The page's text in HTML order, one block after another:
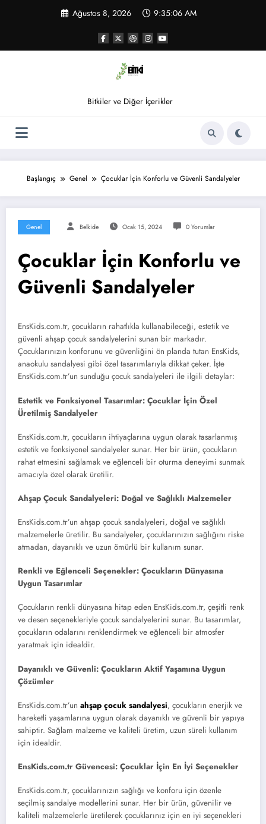
Ağustos 8, 2026 9:35:06 AM
Bitkiler ve Diğer İçerikler
Başlangıç Genel Çocuklar İçin Konforlu ve Güvenli Sandalyeler
Genel Belkide Ocak 15, 2024 0 Yorumlar
Çocuklar İçin Konforlu ve
Güvenli Sandalyeler
EnsKids.com.tr, çocukların rahatlıkla kullanabileceği, estetik ve
güvenli ahşap çocuk sandalyelerini sunan bir markadır.
Çocuklarınızın konforunu ve güvenliğini ön planda tutan EnsKids,
anaokulu sandalyesi gibi özel tasarımlarıyla dikkat çeker. İşte
EnsKids.com.tr’un sunduğu çocuk sandalyeleri ile ilgili detaylar:
Estetik ve Fonksiyonel Tasarımlar: Çocuklar İçin Özel
Üretilmiş Sandalyeler
EnsKids.com.tr, çocukların ihtiyaçlarına uygun olarak tasarlanmış
estetik ve fonksiyonel sandalyeler sunar. Her bir ürün, çocukların
rahat etmesini sağlamak ve eğlenceli bir oturma deneyimi sunmak
amacıyla özel olarak üretilir.
Ahşap Çocuk Sandalyeleri: Doğal ve Sağlıklı Malzemeler
EnsKids.com.tr’un ahşap çocuk sandalyeleri, doğal ve sağlıklı
malzemelerle üretilir. Bu sandalyeler, çocuklarınızın sağlığını riske
atmadan, dayanıklı ve uzun ömürlü bir kullanım sunar.
Renkli ve Eğlenceli Seçenekler: Çocukların Dünyasına
Uygun Tasarımlar
Çocukların renkli dünyasına hitap eden EnsKids.com.tr, çeşitli renk
ve desen seçenekleriyle çocuk sandalyelerini sunar. Bu tasarımlar,
çocukların odalarını renklendirmek ve eğlenceli bir atmosfer
yaratmak için idealdir.
Dayanıklı ve Güvenli: Çocukların Aktif Yaşamına Uygun
Çözümler
EnsKids.com.tr’un ahşap çocuk sandalyesi, çocukların enerjik ve
hareketli yaşamlarına uygun olarak dayanıklı ve güvenli bir yapıya
sahiptir. Sağlam malzeme ve kaliteli üretim, uzun süreli kullanım
için idealdir.
EnsKids.com.tr Güvencesi: Çocuklar İçin En İyi Seçenekler
EnsKids.com.tr, çocuklarınızın sağlığı ve konforu için özenle
seçilmiş sandalye modellerini sunar. Her bir ürün, güvenilir ve
kaliteli malzemelerle üretilerek çocuklarınız için en iyi seçenekleri